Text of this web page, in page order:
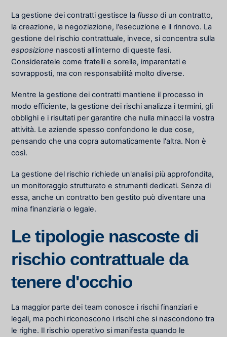
La gestione dei contratti gestisce la flusso di un contratto,
la creazione, la negoziazione, l'esecuzione e il rinnovo. La
gestione del rischio contrattuale, invece, si concentra sulla
esposizione nascosti all'interno di queste fasi.
Consideratele come fratelli e sorelle, imparentati e
sovrapposti, ma con responsabilità molto diverse.
Mentre la gestione dei contratti mantiene il processo in
modo efficiente, la gestione dei rischi analizza i termini, gli
obblighi e i risultati per garantire che nulla minacci la vostra
attività. Le aziende spesso confondono le due cose,
pensando che una copra automaticamente l'altra. Non è
così.
La gestione del rischio richiede un'analisi più approfondita,
un monitoraggio strutturato e strumenti dedicati. Senza di
essa, anche un contratto ben gestito può diventare una
mina finanziaria o legale.
Le tipologie nascoste di
rischio contrattuale da
tenere d'occhio
La maggior parte dei team conosce i rischi finanziari e
legali, ma pochi riconoscono i rischi che si nascondono tra
le righe. Il rischio operativo si manifesta quando le